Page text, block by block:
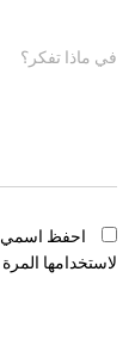
في ماذا تفكر؟
احفظ اسمي،
لاستخدامها